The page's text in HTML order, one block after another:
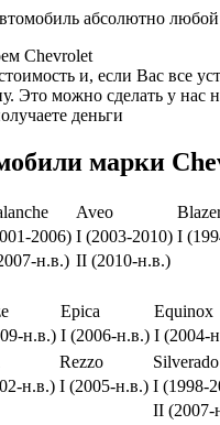
абсолютно
Chevrolet
и, если Вас все
можно сделать у нас
деньги
марки
Aveo
2006) I (2003-2010) I
н.в.) II (2010-н.в.)
Epica Equinox
н.в.) I (2006-н.в.) I (2004-
Rezzo Silverado
н.в.) I (2005-н.в.) I (1998-
II (2007-